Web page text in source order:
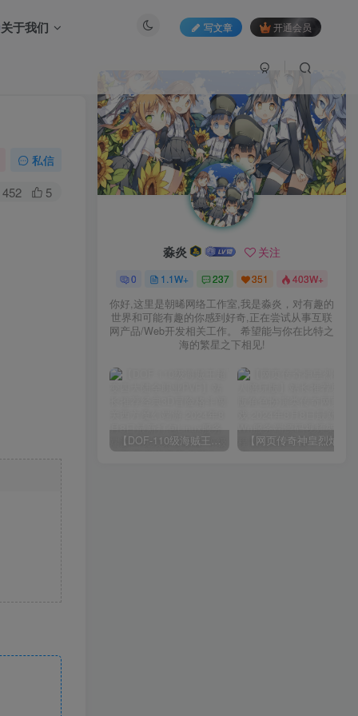
关于我们 写文章 开通会员
私信
452 5
淼炎 关注
0 1.1W+ 237 351 403W+
你好,这里是朝晞网络工作室,我是淼炎，对有趣的
世界和可能有趣的你感到好奇,正在尝试从事互联
网产品/Web开发相关工作。 希望能与你在比特之
海的繁星之下相见!
【DOF-110级海贼王超变四大陆全职业PVF】站长推荐经典3D冒险格斗闯关西方魔幻端游-2024年8月8日最新打包Linux服务端源码视频架设教程-等级补丁-配套完整客户端！